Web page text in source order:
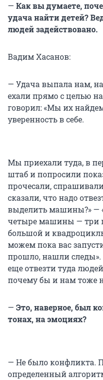
— Как вы думаете,
удача найти детей?
людей задействовано.
Вадим Хасанов:
— Удача выпала нам,
ехали прямо с целью
говорил: «Мы их
уверенность в себе.
Мы приехали туда, в
штаб и попросили
прочесали,
сказали, что надо
выделить машины?» —
четыре машины — три
большой и
можем пока вас
прошло, нашли
еще отвезти туда
почему бы и нам тоже
— Это, наверное, был
тонах, на эмоциях?
— Не было конфликта.
определенный